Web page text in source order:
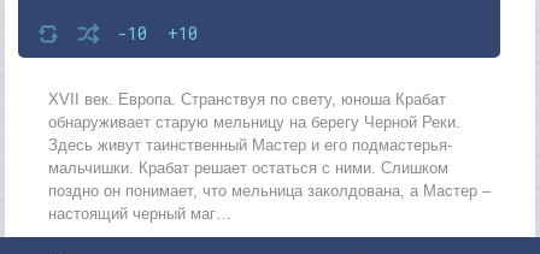
-10 +10
XVII век. Европа. Странствуя по свету, юноша Крабат
обнаруживает старую мельницу на берегу Черной Реки.
Здесь живут таинственный Мастер и его подмастерья-
мальчишки. Крабат решает остаться с ними. Слишком
поздно он понимает, что мельница заколдована, а Мастер –
настоящий черный маг…